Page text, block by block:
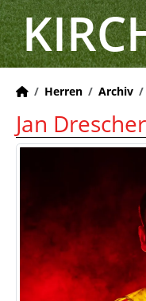
Herren Archiv
Jan Drescher